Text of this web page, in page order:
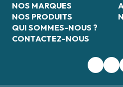
NOS MARQUES
NOS PRODUITS
QUI SOMMES-NOUS ?
CONTACTEZ-NOUS